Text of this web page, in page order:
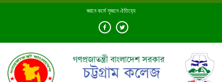
Skip
জ্ঞানে কর্মে সৃজনে ঐতিহ্যে